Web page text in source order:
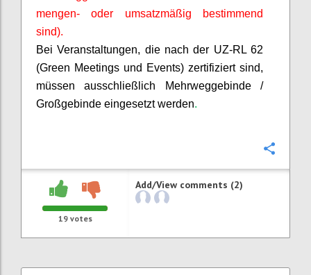
mengen- oder umsatzmäßig bestimmend
sind).
Bei Veranstaltungen, die nach der UZ-RL 62
(Green Meetings und Events) zertifiziert sind,
müssen ausschließlich Mehrweggebinde /
Großgebinde eingesetzt werden.
19votes
Add/View comments (2)